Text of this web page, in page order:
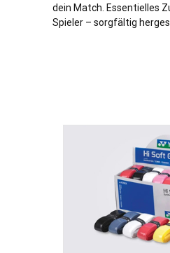
dein Match. Essentielles
Spieler – sorgfältig